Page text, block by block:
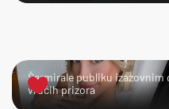
UŽIVAJTE!
Šarmirale publiku izazovnim
vrućih prizora